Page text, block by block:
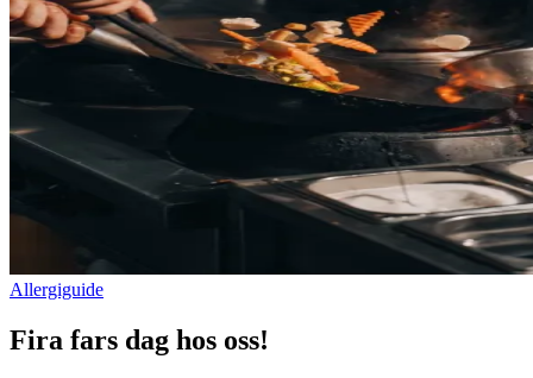
Allergiguide
Fira fars dag hos oss!